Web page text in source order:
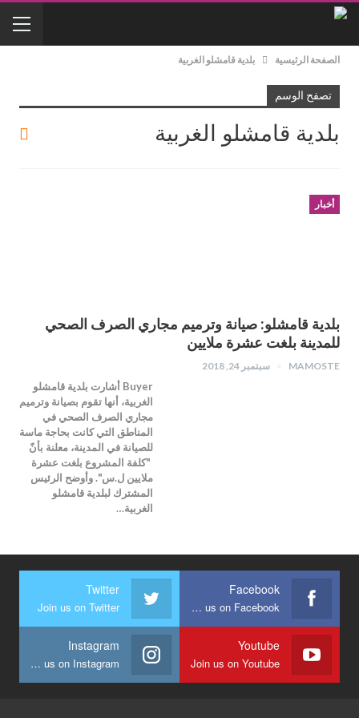
الصفحة الرئيسية بلدية قامشلو الغربية
تصفح الوسم
بلدية قامشلو الغربية
أخبار
بلدية قامشلو: صيانة وترميم مجاري الصرف الصحي
للمدينة بلغت عشرة ملايين
MAMOSTE سبتمبر 24, 2018
Buyer أشارت بلدية قامشلو
الغربية، أنها تقوم بصيانة وترميم
مجاري الصرف الصحي في
المناطق التي كانت بحاجة ماسة
للصيانة في المدينة، معلنة بأنّ
"كلفة المشروع بلغت عشرة
ملايين ل.س". وأوضح الرئيس
المشترك لبلدية قامشلو
الغربية…
Facebook
Join us on Facebook
Twitter
Join us on Twitter
Youtube
Join us on Youtube
Instagram
Join us on Instagram